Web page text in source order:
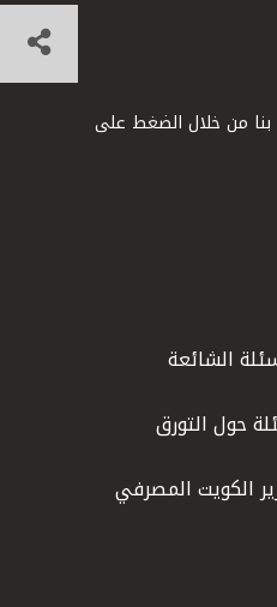
بنا من خلال الضغط على
الشائعة
حول التورق
الكويت المصرفي